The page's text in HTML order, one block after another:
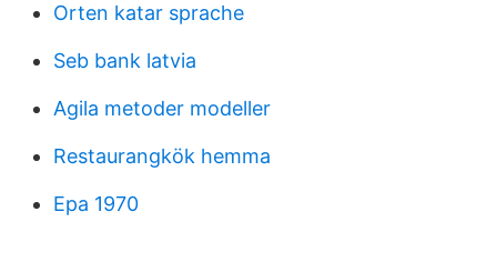
Orten katar sprache
Seb bank latvia
Agila metoder modeller
Restaurangkök hemma
Epa 1970